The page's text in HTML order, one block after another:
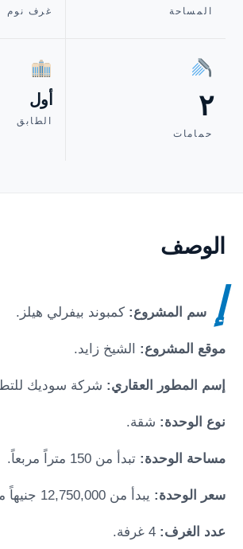
المساحة غرف نوم
٢
حمامات
أول
الطابق
الوصف
إ سم المشروع:كمبوند بيفرلي هيلز.
موقع المشروع: الشيخ زايد.
إسم المطور العقاري: شركة سوديك
نوع الوحدة: شقة.
مساحة الوحدة:تبدأ من 150 متراً مربعاً.
سعر الوحدة: يبدأ من 12,750,000 جنيهاً مصرياً.
عدد الغرف: 4 غرفة.